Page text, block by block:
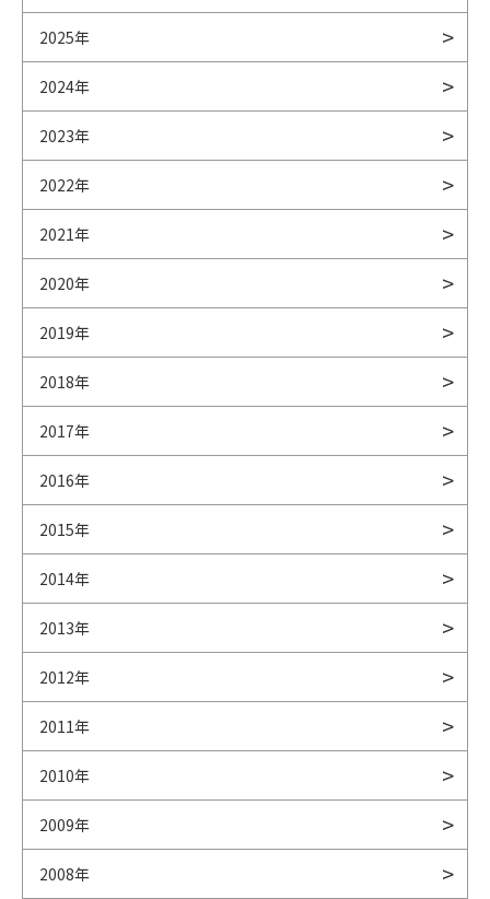
2025年
2024年
2023年
2022年
2021年
2020年
2019年
2018年
2017年
2016年
2015年
2014年
2013年
2012年
2011年
2010年
2009年
2008年